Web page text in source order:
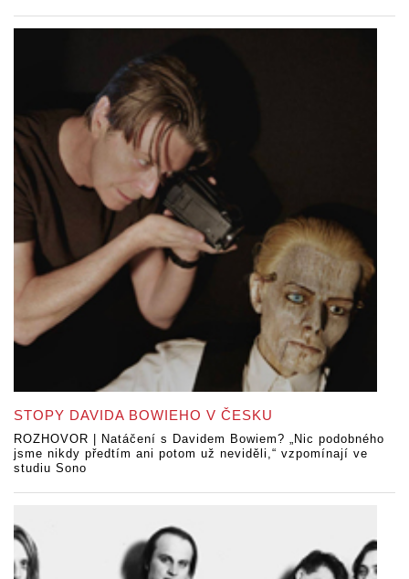
STOPY DAVIDA BOWIEHO V ČESKU
ROZHOVOR | Natáčení s Davidem Bowiem? „Nic podobného
jsme nikdy předtím ani potom už neviděli,“ vzpomínají ve
studiu Sono